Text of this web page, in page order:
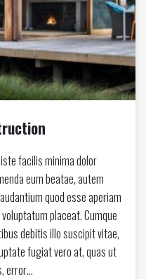
facilis minima dolor
eum beatae, autem
quod esse aperiam
placeat. Cumque
debitis illo suscipit vitae,
fugiat vero at, quas ut
error…